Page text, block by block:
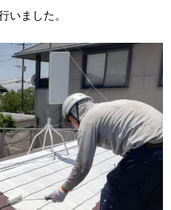
いました。